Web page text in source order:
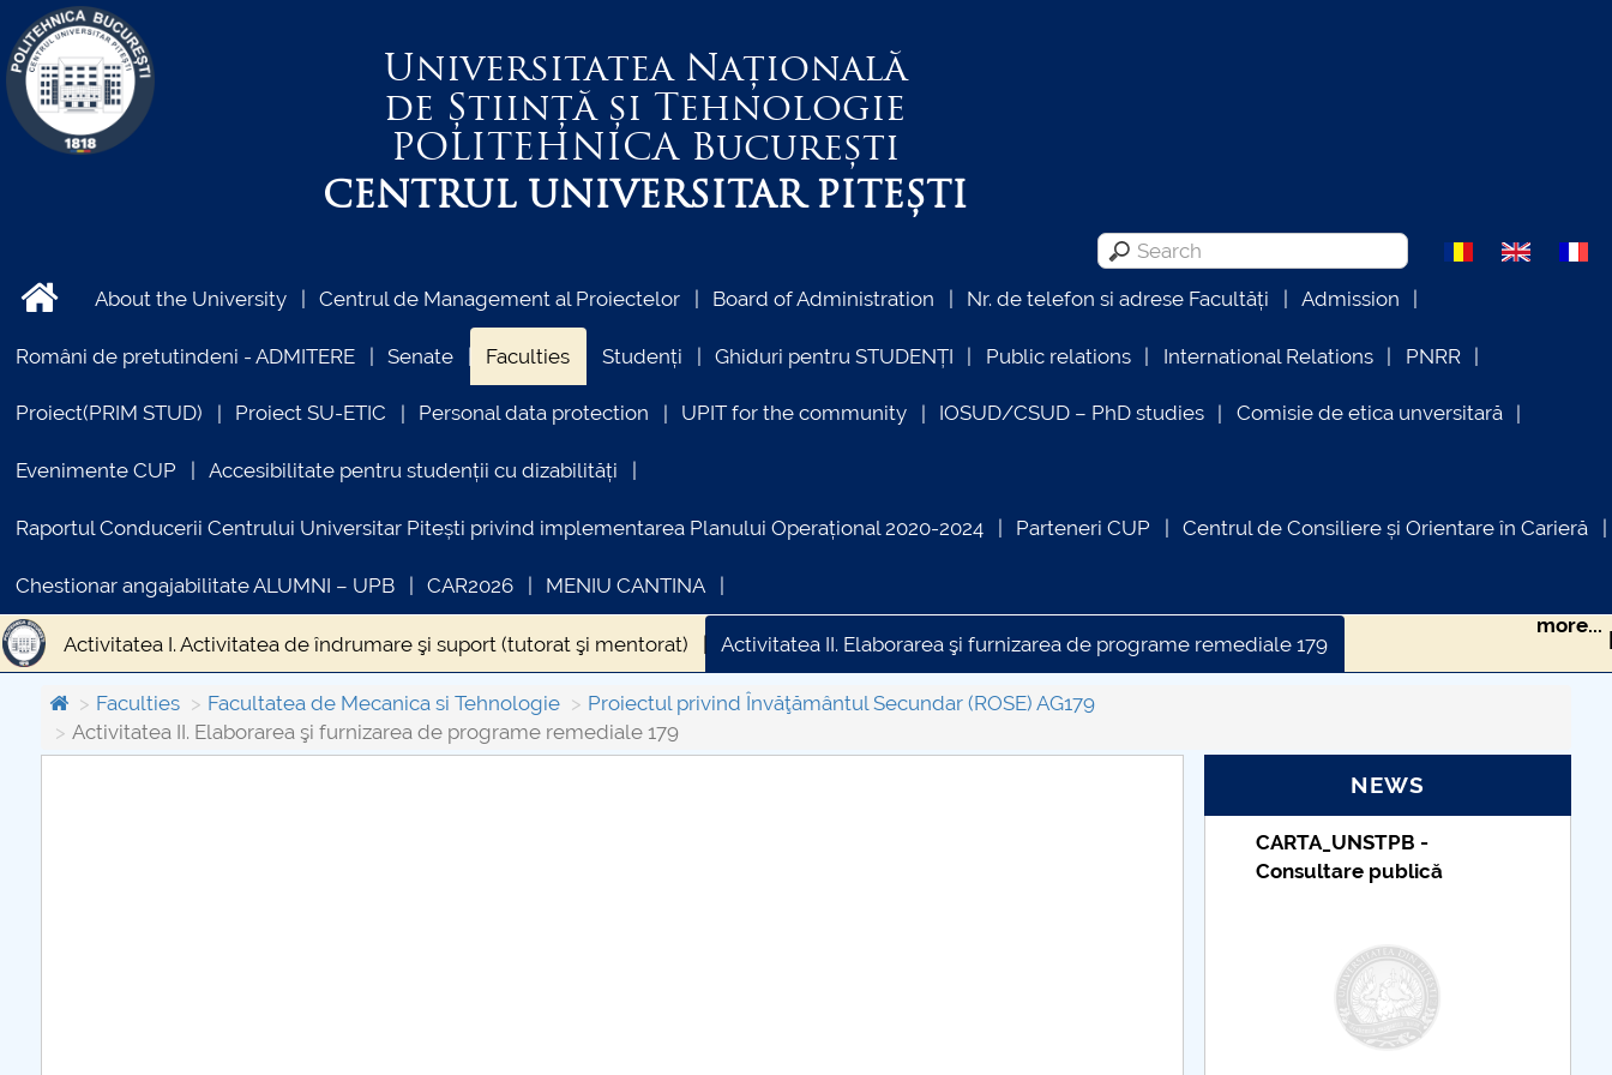
Universitatea Națională
de Știință și Tehnologie
POLITEHNICABucurești
CENTRUL UNIVERSITAR PITEȘTI
About the University Centrul de Management al Proiectelor Board of Administration Nr. de telefon si adrese Facultăți Admission
Români de pretutindeni - ADMITERE Senate Faculties Studenți Ghiduri pentru STUDENȚI Public relations International Relations PNRR
Proiect(PRIM STUD) Proiect SU-ETIC Personal data protection UPIT for the community IOSUD/CSUD – PhD studies Comisie de etica unversitară
Evenimente CUP Accesibilitate pentru studenții cu dizabilități
Raportul Conducerii Centrului Universitar Pitești privind implementarea Planului Operațional 2020-2024 Parteneri CUP Centrul de Consiliere și Orientare în Carieră
Chestionar angajabilitate ALUMNI – UPB CAR2026 MENIU CANTINA
Activitatea I. Activitatea de îndrumare şi suport (tutorat şi mentorat) Activitatea II. Elaborarea şi furnizarea de programe remediale 179
Activitatea III. Elaborarea şi implementarea programului de dezvoltare a competențelor de învățare eficientă179
activitatea-iv-elaborarea-si-implementarea-programului-de-dezvoltare-personala-si-abilitati-socio-emotionale179
more...
Faculties Facultatea de Mecanica si Tehnologie
Proiectul privind Învăţământul Secundar (ROSE) AG179
Activitatea II. Elaborarea şi furnizarea de programe remediale 179
NEWS
Taxe de școlarizare
indexate – Centrul